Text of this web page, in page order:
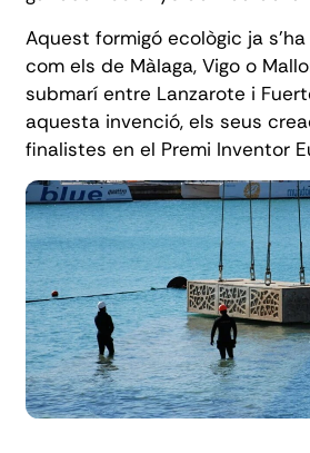
Aquest formigó ecològic ja
com els de Màlaga, Vigo o
submarí entre Lanzarote i
aquesta invenció, els seus
finalistes en el Premi Inventor